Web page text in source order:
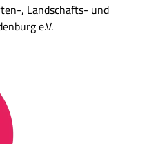
, Landschafts- und
e.V.